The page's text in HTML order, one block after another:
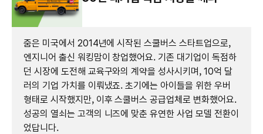
줌은 미국에서 2014년에 시작된 스쿨버스 스타트업으로,
엔지니어 출신 워킹맘이 창업했어요. 기존 대기업이 독점하
던 시장에 도전해 교육구와의 계약을 성사시키며, 10억 달
러의 기업 가치를 이뤄냈죠. 초기에는 아이들을 위한 우버
형태로 시작했지만, 이후 스쿨버스 공급업체로 변화했어요.
성공의 열쇠는 고객의 니즈에 맞춘 유연한 사업 모델 전환이
었답니다.